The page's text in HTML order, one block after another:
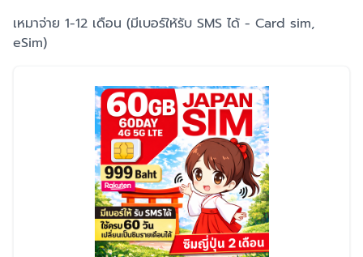
เหมาจ่าย 1-12 เดือน (มีเบอร์ให้รับ SMS ได้ - Card sim,
eSim)